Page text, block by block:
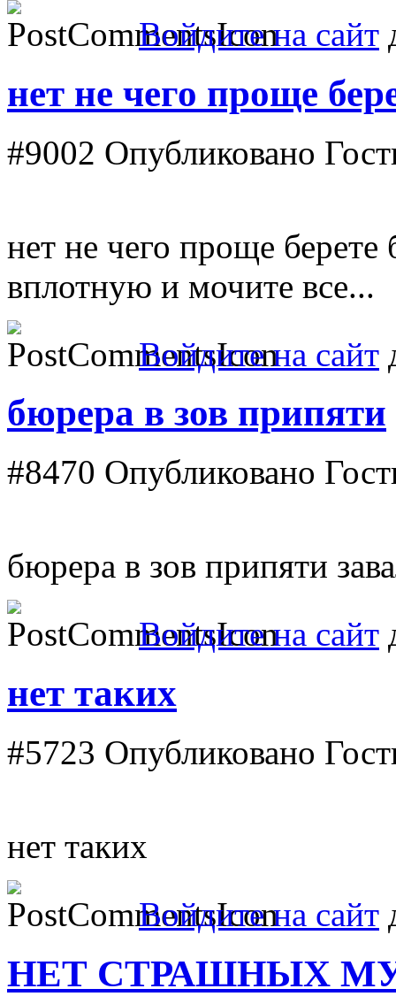
Войдите на сайт
нет не чего проще
#9002 Опубликовано
нет не чего проще
вплотную и мочите все...
Войдите на сайт
бюрера в зов припяти
#8470 Опубликовано
бюрера в зов припяти
Войдите на сайт
нет таких
#5723 Опубликовано
нет таких
Войдите на сайт
НЕТ СТРАШНЫХ